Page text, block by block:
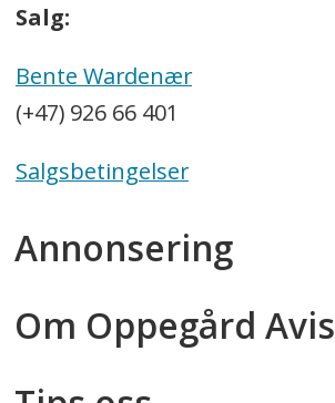
Salg:
Bente Wardenær
(+47) 926 66 401
Salgsbetingelser
Annonsering
Om Oppegård Avis